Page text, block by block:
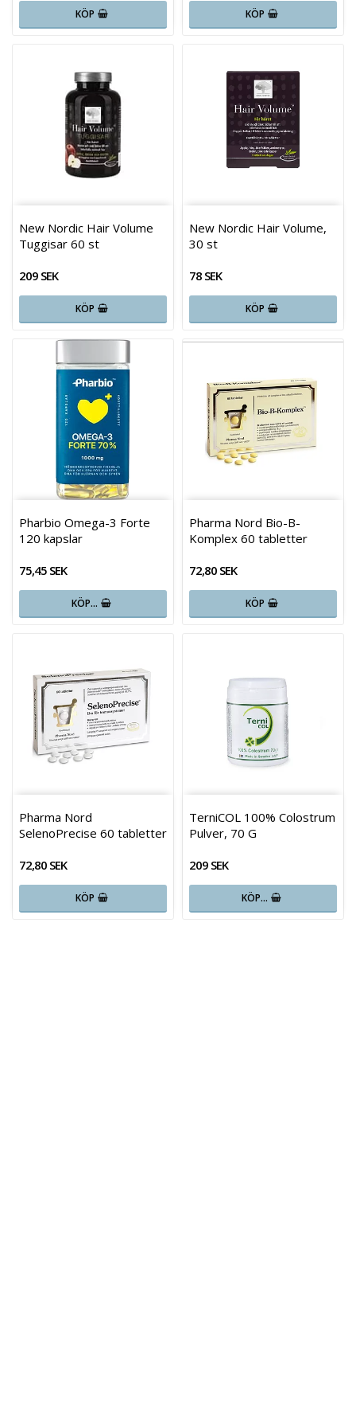
KÖP KÖP
New Nordic Hair Volume
Tuggisar 60 st
209 SEK
KÖP
New Nordic Hair Volume,
30 st
78 SEK
KÖP
Pharbio Omega-3 Forte
120 kapslar
75,45 SEK
KÖP…
Pharma Nord Bio-B-
Komplex 60 tabletter
72,80 SEK
KÖP
Pharma Nord
SelenoPrecise 60 tabletter
72,80 SEK
KÖP
TerniCOL 100% Colostrum
Pulver, 70 G
209 SEK
KÖP…